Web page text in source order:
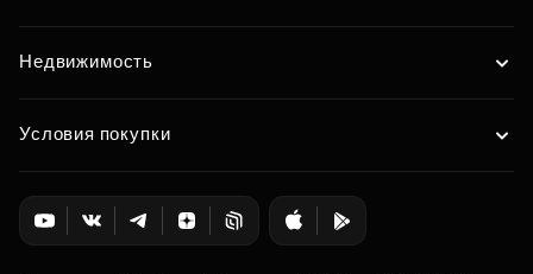
Недвижимость
Условия покупки